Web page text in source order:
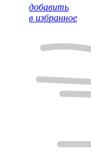
добавить
в избранное